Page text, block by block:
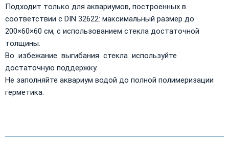
Подходит только для аквариумов, построенных в
соответствии с DIN 32622: максимальный размер до
200×60×60 см, с использованием стекла достаточной
толщины.
Во избежание выгибания стекла используйте
достаточную поддержку.
Не заполняйте аквариум водой до полной полимеризации
герметика.